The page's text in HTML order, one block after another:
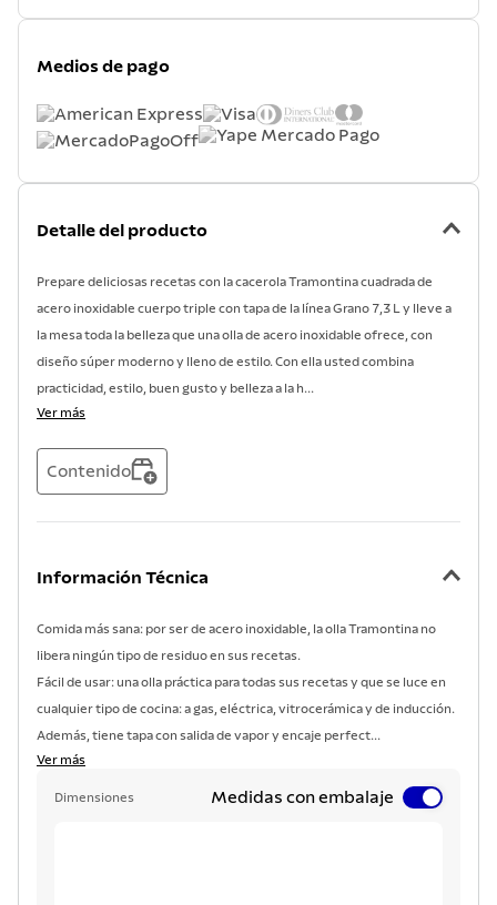
Medios de pago
Detalle del producto
Prepare deliciosas recetas con la cacerola Tramontina cuadrada de
acero inoxidable cuerpo triple con tapa de la línea Grano 7,3 L y lleve a
la mesa toda la belleza que una olla de acero inoxidable ofrece, con
diseño súper moderno y lleno de estilo. Con ella usted combina
practicidad, estilo, buen gusto y belleza a la h...
Ver más
Contenido
Información Técnica
Comida más sana: por ser de acero inoxidable, la olla Tramontina no
libera ningún tipo de residuo en sus recetas.
Fácil de usar: una olla práctica para todas sus recetas y que se luce en
cualquier tipo de cocina: a gas, eléctrica, vitrocerámica y de inducción.
Además, tiene tapa con salida de vapor y encaje perfect...
Ver más
Dimensiones Medidas con embalaje